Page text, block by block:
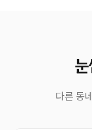
다른 동